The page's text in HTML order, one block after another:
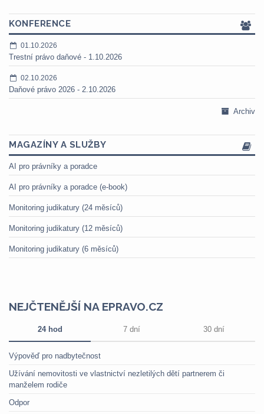
KONFERENCE
01.10.2026
Trestní právo daňové - 1.10.2026
02.10.2026
Daňové právo 2026 - 2.10.2026
Archiv
MAGAZÍNY A SLUŽBY
AI pro právníky a poradce
AI pro právníky a poradce (e-book)
Monitoring judikatury (24 měsíců)
Monitoring judikatury (12 měsíců)
Monitoring judikatury (6 měsíců)
NEJČTENĚJŠÍ NA EPRAVO.CZ
24 hod 7 dní 30 dní
Výpověď pro nadbytečnost
Užívání nemovitosti ve vlastnictví nezletilých dětí partnerem či
manželem rodiče
Odpor